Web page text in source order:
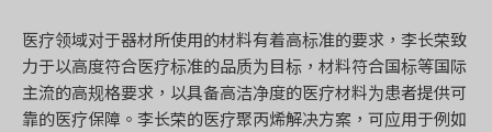
医疗领域对于器材所使用的材料有着高标准的要求，李长荣致
力于以高度符合医疗标准的品质为目标，材料符合国标等国际
主流的高规格要求，以具备高洁净度的医疗材料为患者提供可
靠的医疗保障。李长荣的医疗聚丙烯解决方案，可应用于例如